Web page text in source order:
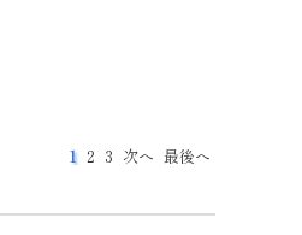
1 2 3 次へ 最後へ